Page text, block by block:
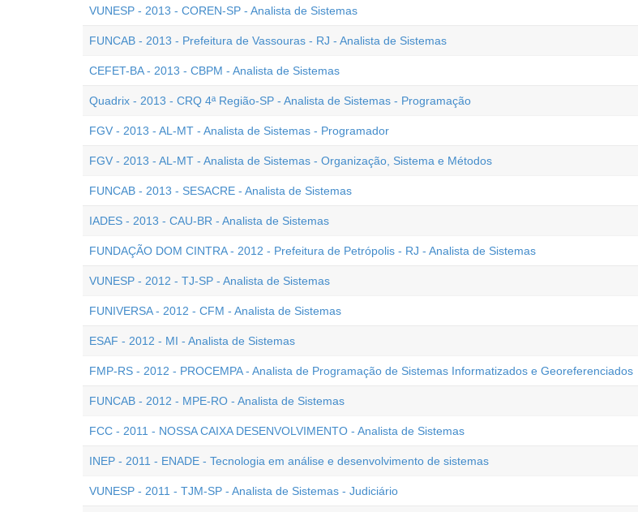
VUNESP - 2013 - COREN-SP - Analista de Sistemas
FUNCAB - 2013 - Prefeitura de Vassouras - RJ - Analista de Sistemas
CEFET-BA - 2013 - CBPM - Analista de Sistemas
Quadrix - 2013 - CRQ 4ª Região-SP - Analista de Sistemas - Programação
FGV - 2013 - AL-MT - Analista de Sistemas - Programador
FGV - 2013 - AL-MT - Analista de Sistemas - Organização, Sistema e Métodos
FUNCAB - 2013 - SESACRE - Analista de Sistemas
IADES - 2013 - CAU-BR - Analista de Sistemas
FUNDAÇÃO DOM CINTRA - 2012 - Prefeitura de Petrópolis - RJ - Analista de Sistemas
VUNESP - 2012 - TJ-SP - Analista de Sistemas
FUNIVERSA - 2012 - CFM - Analista de Sistemas
ESAF - 2012 - MI - Analista de Sistemas
FMP-RS - 2012 - PROCEMPA - Analista de Programação de Sistemas Informatizados e Georeferenciados
FUNCAB - 2012 - MPE-RO - Analista de Sistemas
FCC - 2011 - NOSSA CAIXA DESENVOLVIMENTO - Analista de Sistemas
INEP - 2011 - ENADE - Tecnologia em análise e desenvolvimento de sistemas
VUNESP - 2011 - TJM-SP - Analista de Sistemas - Judiciário